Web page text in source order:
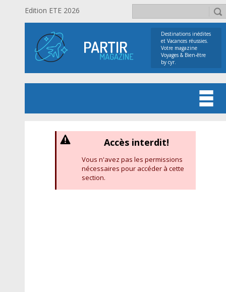
Edition ETE 2026
Destinations inédites
et Vacances réussies.
Votre magazine
Voyages & Bien-être
by cyr.
Accès interdit!
Vous n'avez pas les permissions
nécessaires pour accéder à cette
section.